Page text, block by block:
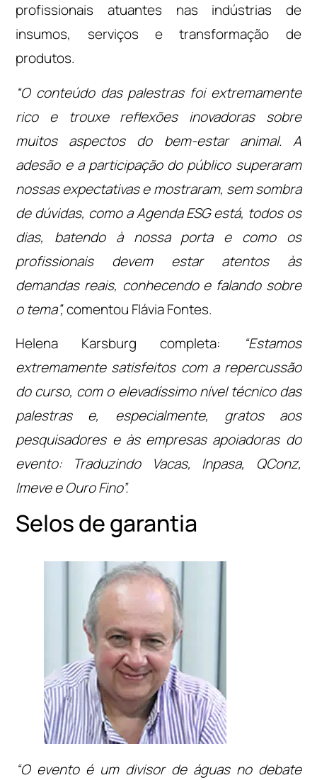
profissionais atuantes nas indústrias de
insumos, serviços e transformação de
produtos.
“O conteúdo das palestras foi extremamente
rico e trouxe reflexões inovadoras sobre
muitos aspectos do bem-estar animal. A
adesão e a participação do público superaram
nossas expectativas e mostraram, sem sombra
de dúvidas, como a Agenda ESG está, todos os
dias, batendo à nossa porta e como os
profissionais devem estar atentos às
demandas reais, conhecendo e falando sobre
o tema”,comentou Flávia Fontes.
Helena Karsburg completa:
“Estamos
extremamente satisfeitos com a repercussão
do curso, com o elevadíssimo nível técnico das
palestras e, especialmente, gratos aos
pesquisadores e às empresas apoiadoras do
evento: Traduzindo Vacas, Inpasa, QConz,
Imeve e Ouro Fino”.
Selos de garantia
“O evento é um divisor de águas no debate